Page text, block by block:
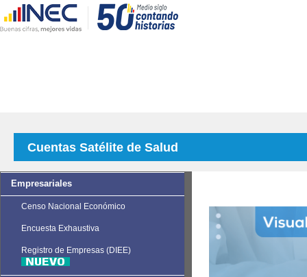
Cuentas Satélite de Salud
Empresariales
Censo Nacional Económico
Encuesta Exhaustiva
Registro de Empresas (DIEE)